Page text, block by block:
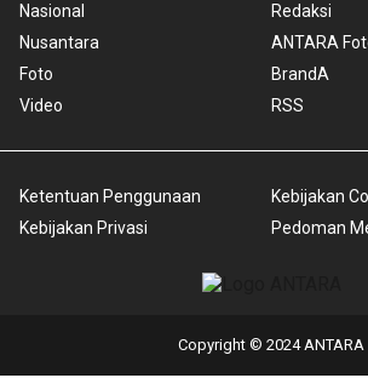
Nasional
Nusantara
Foto
Video
Redaksi
ANTARA
BrandA
RSS
Ketentuan Penggunaan
Kebijakan Privasi
Kebijakan
Pedoman
Copyright © 2024 ANTARA